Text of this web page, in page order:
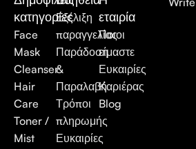
κατηγορίες
Face
Mask
Cleanser
Hair
Care
Toner /
Mist
Εξέλιξη
παραγγελίας
Παράδοση
&
Παραλαβή
Τρόποι
πληρωμής
Ευκαιρίες
εταιρία
Ποιοι
είμαστε
Ευκαιρίες
Καριέρας
Blog